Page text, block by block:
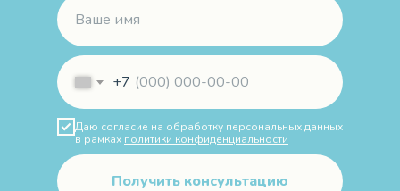
+7
Даю согласие на обработку персональных данных
в рамках политики конфиденциальности
Получить консультацию